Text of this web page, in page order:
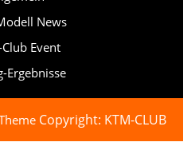
News
Event
Ergebnisse
Copyright: KTM-CLUB